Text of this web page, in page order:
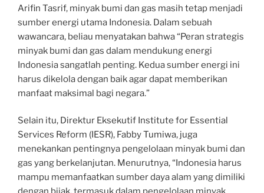
Arifin Tasrif, minyak bumi dan gas masih tetap menjadi
sumber energi utama Indonesia. Dalam sebuah
wawancara, beliau menyatakan bahwa “Peran strategis
minyak bumi dan gas dalam mendukung energi
Indonesia sangatlah penting. Kedua sumber energi ini
harus dikelola dengan baik agar dapat memberikan
manfaat maksimal bagi negara.”
Selain itu, Direktur Eksekutif Institute for Essential
Services Reform (IESR), Fabby Tumiwa, juga
menekankan pentingnya pengelolaan minyak bumi dan
gas yang berkelanjutan. Menurutnya, “Indonesia harus
mampu memanfaatkan sumber daya alam yang dimiliki